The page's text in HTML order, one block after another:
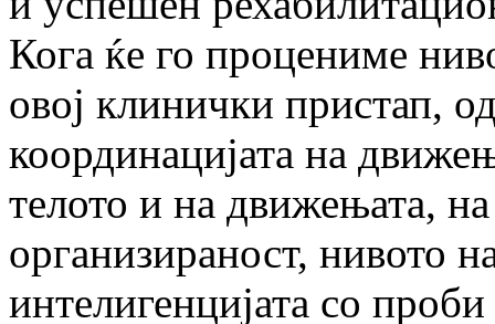
Кога ќе го процениме
овој клинички пристап,
координацијата на
телото и на движењата,
организираност, нивото
интелигенцијата со